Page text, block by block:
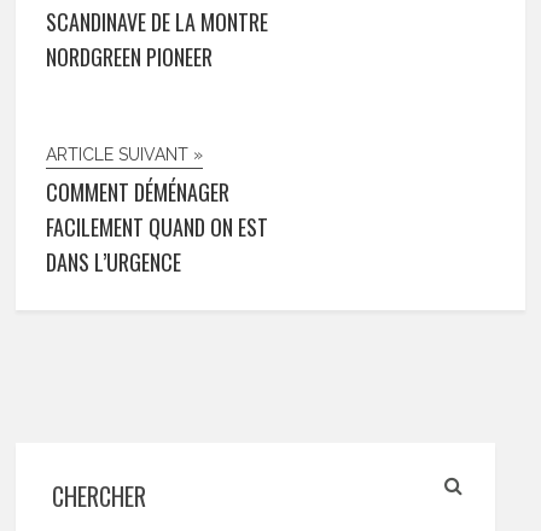
SCANDINAVE DE LA MONTRE
NORDGREEN PIONEER
ARTICLE SUIVANT »
COMMENT DÉMÉNAGER
FACILEMENT QUAND ON EST
DANS L’URGENCE
CHERCHER